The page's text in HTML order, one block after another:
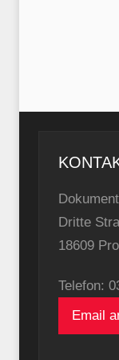
Dritte
18609
Telefon:
Email